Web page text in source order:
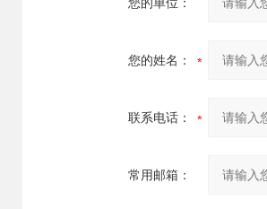
您的姓名：
联系电话：
常用邮箱：